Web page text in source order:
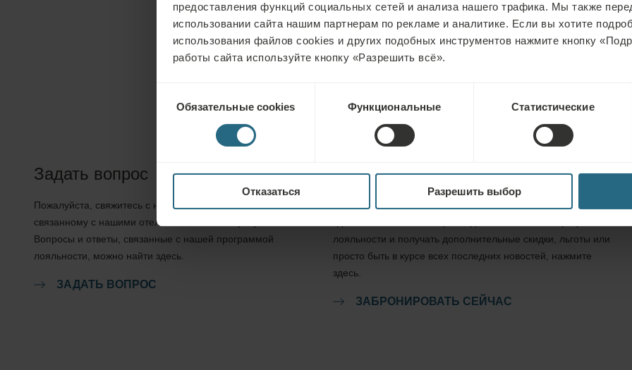
предоставления функций социальных сетей и анализа нашего трафика. Мы также
использовании сайта нашим партнерам по рекламе и аналитике. Если вы хотите
использования файлов cookies и других подобных инструментов нажмите кнопку
работы сайта используйте кнопку «Разрешить всё».
согласия
Обязательные cookies Функциональные Статистические
Отказаться Разрешить выбор
осознание тела.
Задать вопрос
Пожалуйста, свяжитесь с нами по любому вопросу,
связанному с нашими отелями Ensana или услугами.
Вопросы и ответы, связанные с нашей программой
лояльности, можно найти здесь.
ЗАДАТЬ ВОПРОС
Бронирование
Вы можете забронировать наши лучшие предложения
лояльности и получать дополнительные скидки, льготы или
просто быть в курсе всех последних новостей, нажмите
здесь.
ЗАБРОНИРОВАТЬ СЕЙЧАС